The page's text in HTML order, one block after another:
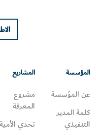
بمناسبة
بيت
المؤسسة
عن المؤسسة
كلمة المدير
التنفيذي
المشاريع
مشروع
المعرفة
تحدي الأمية